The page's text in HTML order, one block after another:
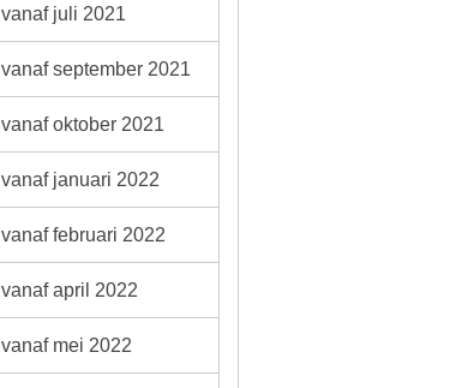
vanaf juli 2021
vanaf september 2021
vanaf oktober 2021
vanaf januari 2022
vanaf februari 2022
vanaf april 2022
vanaf mei 2022